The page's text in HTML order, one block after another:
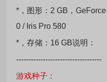
*，图形：2 GB，
0 / Iris Pro 580
*，存储：16 GB说明：
-----------------------------------
游戏种子：